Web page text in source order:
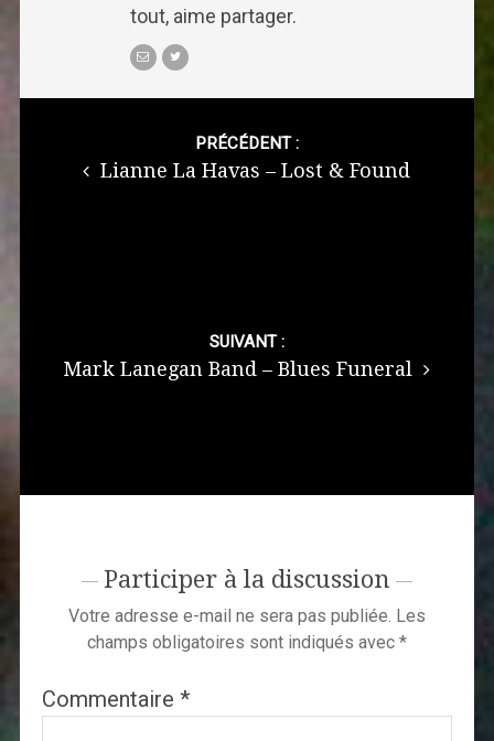
tout, aime partager.
PRÉCÉDENT :
Lianne La Havas – Lost & Found
SUIVANT :
Mark Lanegan Band – Blues Funeral
Participer à la discussion
Votre adresse e-mail ne sera pas publiée. Les
champs obligatoires sont indiqués avec *
Commentaire *